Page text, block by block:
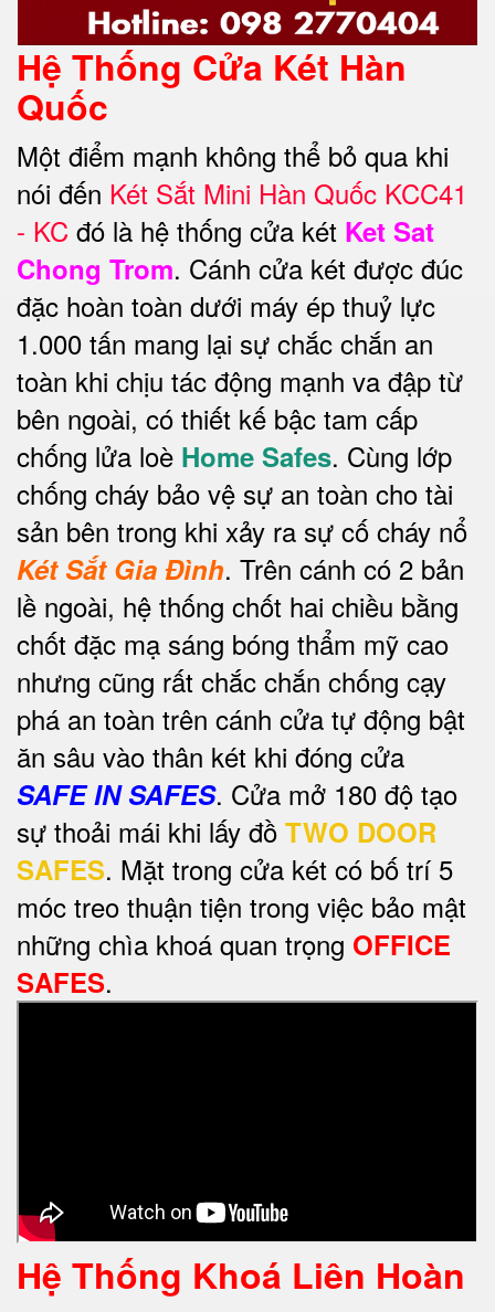
Hệ Thống Cửa Két Hàn
Quốc
Một điểm mạnh không thể bỏ qua khi
nói đến Két Sắt Mini Hàn Quốc KCC41
- KC đó là hệ thống cửa két Ket Sat
Chong Trom. Cánh cửa két được đúc
đặc hoàn toàn dưới máy ép thuỷ lực
1.000 tấn mang lại sự chắc chắn an
toàn khi chịu tác động mạnh va đập từ
bên ngoài, có thiết kế bậc tam cấp
chống lửa loè Home Safes. Cùng lớp
chống cháy bảo vệ sự an toàn cho tài
sản bên trong khi xảy ra sự cố cháy nổ
Két Sắt Gia Đình. Trên cánh có 2 bản
lề ngoài, hệ thống chốt hai chiều bằng
chốt đặc mạ sáng bóng thẩm mỹ cao
nhưng cũng rất chắc chắn chống cạy
phá an toàn trên cánh cửa tự động bật
ăn sâu vào thân két khi đóng cửa
SAFE IN SAFES. Cửa mở 180 độ tạo
sự thoải mái khi lấy đồ TWO DOOR
SAFES. Mặt trong cửa két có bố trí 5
móc treo thuận tiện trong việc bảo mật
những chìa khoá quan trọng OFFICE
SAFES.
Hệ Thống Khoá Liên Hoàn